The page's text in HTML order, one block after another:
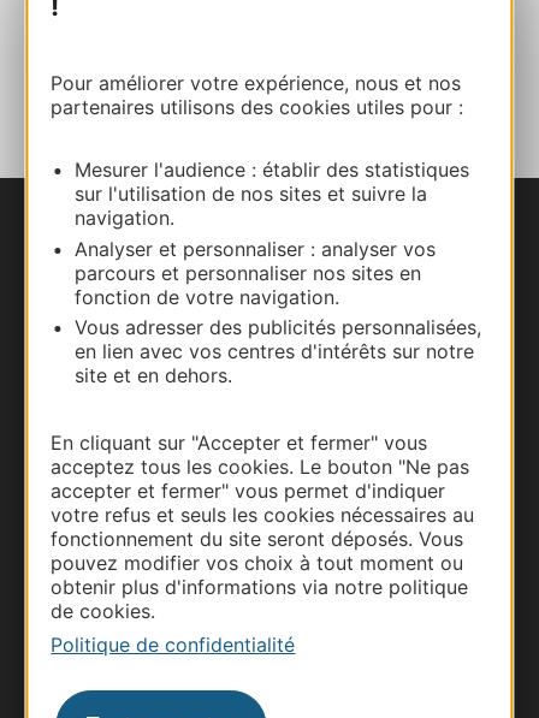
Pour améliorer votre expérience, nous et nos
partenaires utilisons des cookies utiles pour :
Mesurer l'audience : établir des statistiques
sur l'utilisation de nos sites et suivre la
navigation.
Analyser et personnaliser : analyser vos
parcours et personnaliser nos sites en
fonction de votre navigation.
Vous adresser des publicités personnalisées,
en lien avec vos centres d'intérêts sur notre
site et en dehors.
En cliquant sur "Accepter et fermer" vous
acceptez tous les cookies. Le bouton "Ne pas
accepter et fermer" vous permet d'indiquer
votre refus et seuls les cookies nécessaires au
fonctionnement du site seront déposés. Vous
pouvez modifier vos choix à tout moment ou
obtenir plus d'informations via notre politique
de cookies.
Politique de confidentialité
AU CARNET
Nous contacter
Carte interactive
Documentation
Thermalisme